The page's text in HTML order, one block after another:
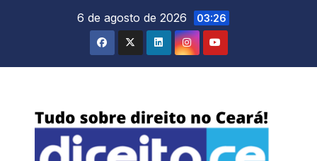
6 de agosto de 2026 03:26